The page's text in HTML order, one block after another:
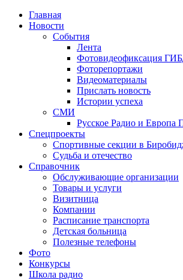
Главная
Новости
События
Лента
Фотовидеофиксация
Фоторепортажи
Видеоматериалы
Прислать новость
Истории успеха
СМИ
Русское Радио и
Спецпроекты
Спортивные секции в
Судьба и отечество
Справочник
Обслуживающие организации
Товары и услуги
Визитница
Компании
Расписание транспорта
Детская больница
Полезные телефоны
Фото
Конкурсы
Школа радио